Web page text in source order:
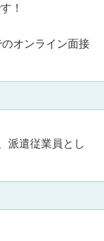
！
オンライン面接
派遣従業員とし